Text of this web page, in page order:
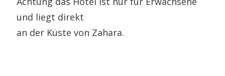
und liegt direkt
an der Küste von Zahara.